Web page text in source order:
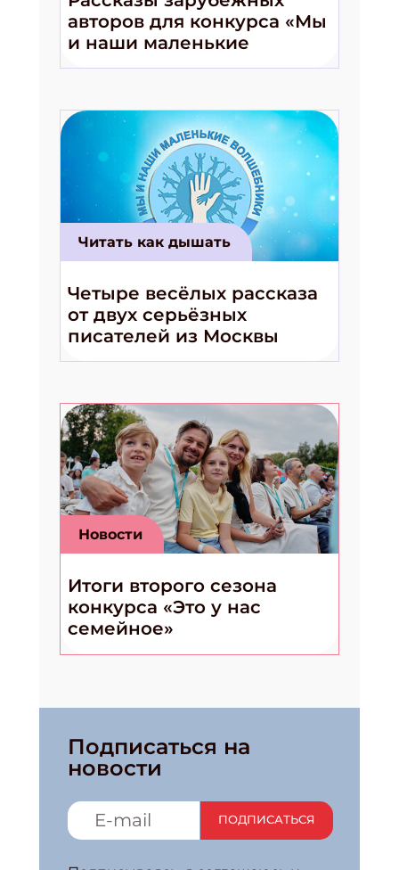
авторов для конкурса «Мы
и наши маленькие
волшебники!»
Читать как дышать
Четыре весёлых рассказа
от двух серьёзных
писателей из Москвы
Новости
Итоги второго сезона
конкурса «Это у нас
семейное»
Подписаться на
новости
ПОДПИСАТЬСЯ